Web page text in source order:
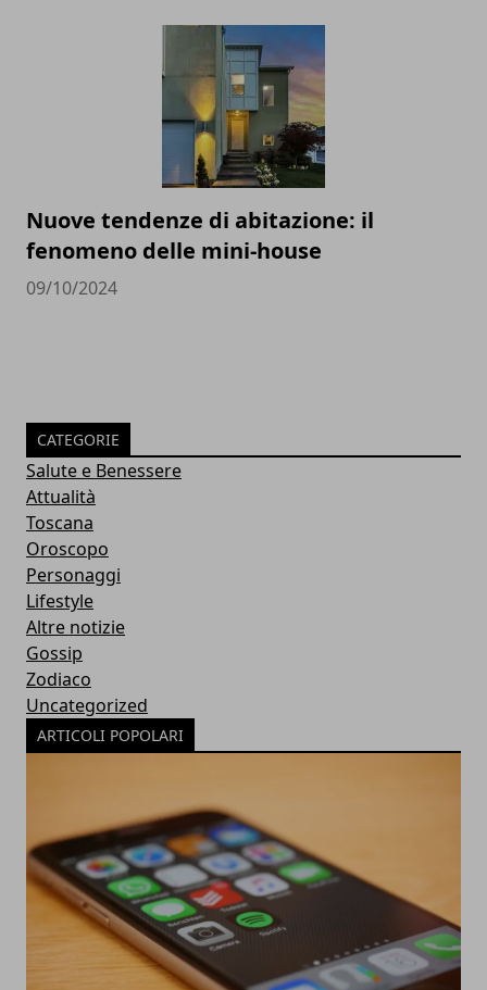
Nuove tendenze di abitazione: il
fenomeno delle mini-house
09/10/2024
CATEGORIE
Salute e Benessere
Attualità
Toscana
Oroscopo
Personaggi
Lifestyle
Altre notizie
Gossip
Zodiaco
Uncategorized
ARTICOLI POPOLARI